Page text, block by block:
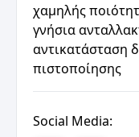
χαμηλής
γνήσια
αντικατάσταση
πιστοποίησης
Social Media: